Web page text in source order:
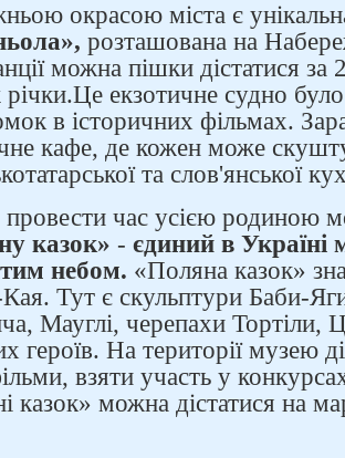
окрасою міста є
розташована на
можна пішки дістатися
Це екзотичне судно
в історичних фільмах.
кафе, де кожен може
та слов'янської
провести час усією родиною
казок» - єдиний в Україні
небом. «Поляна казок»
Кая. Тут є скульптури Баби-
Мауглі, черепахи Тортіли,
героїв. На території музею
взяти участь у
казок» можна дістатися на